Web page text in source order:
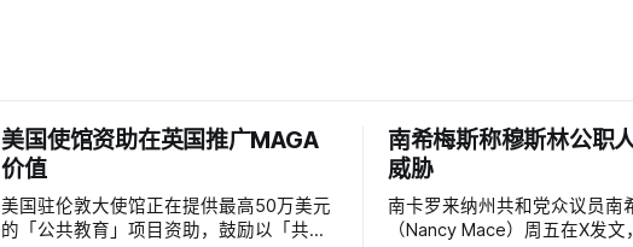
美国使馆资助在英国推广MAGA
价值
美国驻伦敦大使馆正在提供最高50万美元
的「公共教育」项目资助，鼓励以「共同
南希梅斯称穆斯林公职
威胁
南卡罗来纳州共和党众议员南
（Nancy Mace）周五在X发